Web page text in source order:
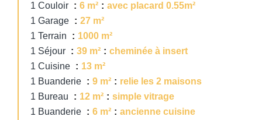
1 Couloir 6 m²
avec placard 0.55m²
1 Garage
27 m²
1 Terrain
1000 m²
1 Séjour
39 m²
cheminée à insert
1 Cuisine
13 m²
1 Buanderie
9 m²
relie les 2 maisons
1 Bureau
12 m²
simple vitrage
1 Buanderie
6 m²
ancienne cuisine